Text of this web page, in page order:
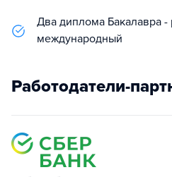
Два диплома Бакалавра -
международный
Работодатели-